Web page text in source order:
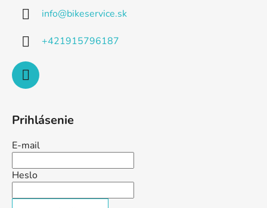
info@bikeservice.sk
+421915796187
Prihlásenie
E-mail
Heslo